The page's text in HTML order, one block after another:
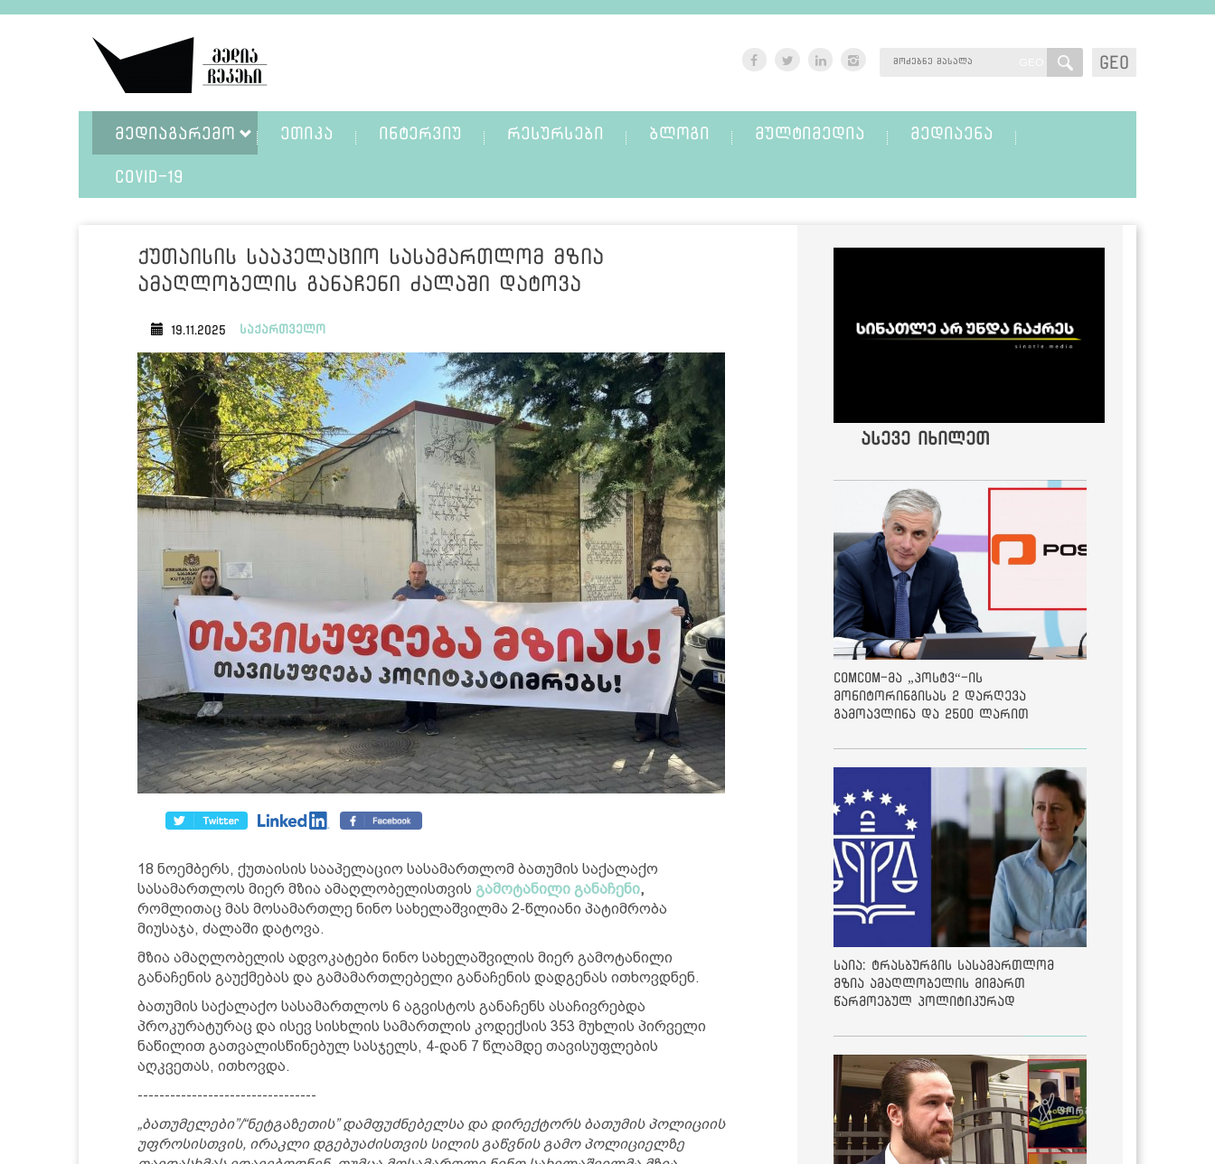
GEO
ᲛᲔᲓᲘᲐᲒᲐᲠᲔᲛᲝ ᲔᲗᲘᲙᲐ ᲘᲜᲢᲔᲠᲕᲘᲣ ᲠᲔᲡᲣᲠᲡᲔᲑᲘ ᲑᲚᲝᲒᲘ ᲛᲣᲚᲢᲘᲛᲔᲓᲘᲐ ᲛᲔᲓᲘᲐᲔᲜᲐ
COVID-19
ქუთაისის სააპელაციო სასამართლომ მზია
ამაღლობელის განაჩენი ძალაში დატოვა
19.11.2025 საქართველო
18 ნოემბერს, ქუთაისის სააპელაციო სასამართლომ ბათუმის საქალაქო
სასამართლოს მიერ მზია ამაღლობელისთვის გამოტანილი განაჩენი,
რომლითაც მას მოსამართლე ნინო სახელაშვილმა 2-წლიანი პატიმრობა
მიუსაჯა, ძალაში დატოვა.
მზია ამაღლობელის ადვოკატები ნინო სახელაშვილის მიერ გამოტანილი
განაჩენის გაუქმებას და გამამართლებელი განაჩენის დადგენას ითხოვდნენ.
ბათუმის საქალაქო სასამართლოს 6 აგვისტოს განაჩენს ასაჩივრებდა
პროკურატურაც და ისევ სისხლის სამართლის კოდექსის 353 მუხლის პირველი
ნაწილით გათვალისწინებულ სასჯელს, 4-დან 7 წლამდე თავისუფლების
აღკვეთას, ითხოვდა.
---------------------------------
„ბათუმელები”/“ნეტგაზეთის” დამფუძნებელსა და დირექტორს ბათუმის პოლიციის
უფროსისთვის, ირაკლი დგებუაძისთვის სილის გაწვნის გამო პოლიციელზე
ასევე იხილეთ
ComCom-მა „პოსტვ“-ის
მონიტორინგისას 2 დარღევა
გამოავლინა და 2500 ლარით
საია: ტრასბურგის სასამართლომ
მზია ამაღლობელის მიმართ
წარმოებულ პოლიტიკურად
მეოთხე საჩივარი დაარეგისტრირა